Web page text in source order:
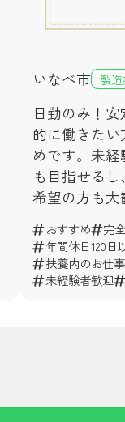
いなべ市 製
日勤のみ！
的に働きた
めです。未経
も目指せる
希望の方も
おすすめ
完
年間休日120日
扶養内のお仕事
未経験者歓迎